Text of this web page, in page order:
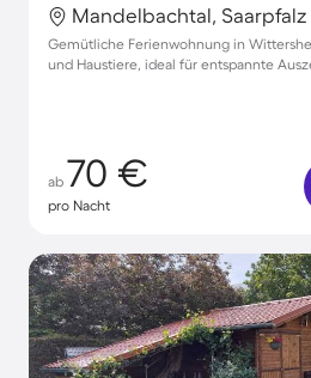
Mandelbachtal,
Gemütliche Ferienwohnung in
und Haustiere, ideal für entspannte
ab 70 €
pro Nacht